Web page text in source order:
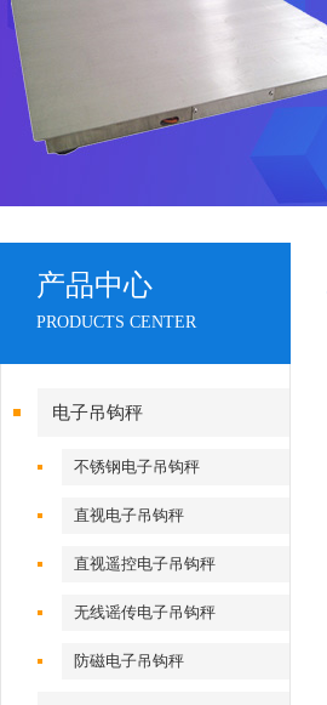
产品中心
PRODUCTS CENTER
电子吊钩秤
不锈钢电子吊钩秤
直视电子吊钩秤
直视遥控电子吊钩秤
无线谣传电子吊钩秤
防磁电子吊钩秤